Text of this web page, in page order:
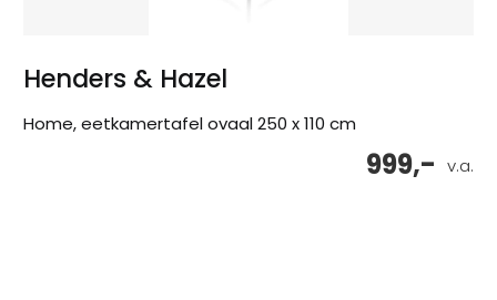
Henders & Hazel
Home, eetkamertafel ovaal 250 x 110 cm
v.a.
999,-